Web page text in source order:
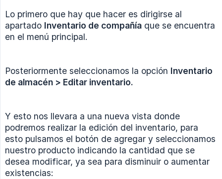
Lo primero que hay que hacer es dirigirse al
apartado Inventario de compañía que se encuentra
en el menú principal.
Posteriormente seleccionamos la opción Inventario
de almacén > Editar inventario.
Y esto nos llevara a una nueva vista donde
podremos realizar la edición del inventario, para
esto pulsamos el botón de agregar y seleccionamos
nuestro producto indicando la cantidad que se
desea modificar, ya sea para disminuir o aumentar
existencias: